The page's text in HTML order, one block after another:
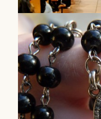
International
chaplaincy
A church and
young professionals
Lees Meer